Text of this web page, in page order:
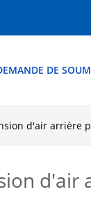
DE
d'air arrière